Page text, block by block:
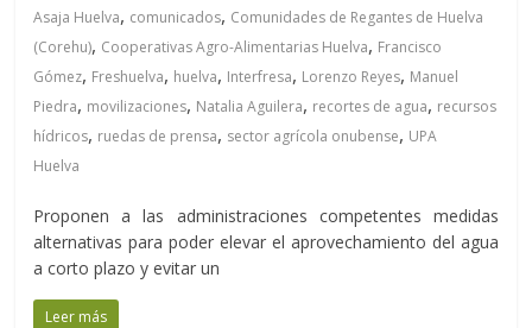
Asaja Huelva, comunicados, Comunidades de Regantes de Huelva
(Corehu), Cooperativas Agro-Alimentarias Huelva, Francisco
Gómez, Freshuelva, huelva, Interfresa, Lorenzo Reyes, Manuel
Piedra, movilizaciones, Natalia Aguilera, recortes de agua, recursos
hídricos, ruedas de prensa, sector agrícola onubense, UPA
Huelva
Proponen a las administraciones competentes medidas
alternativas para poder elevar el aprovechamiento del agua
a corto plazo y evitar un
Leer más